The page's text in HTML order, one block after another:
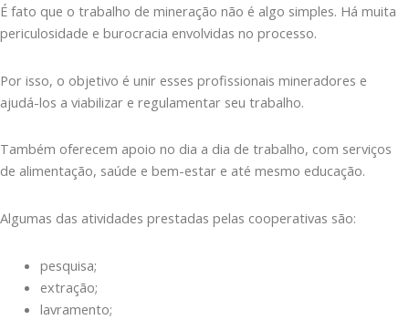
É fato que o trabalho de mineração não é algo simples. Há muita
periculosidade e burocracia envolvidas no processo.
Por isso, o objetivo é unir esses profissionais mineradores e
ajudá-los a viabilizar e regulamentar seu trabalho.
Também oferecem apoio no dia a dia de trabalho, com serviços
de alimentação, saúde e bem-estar e até mesmo educação.
Algumas das atividades prestadas pelas cooperativas são:
pesquisa;
extração;
lavramento;